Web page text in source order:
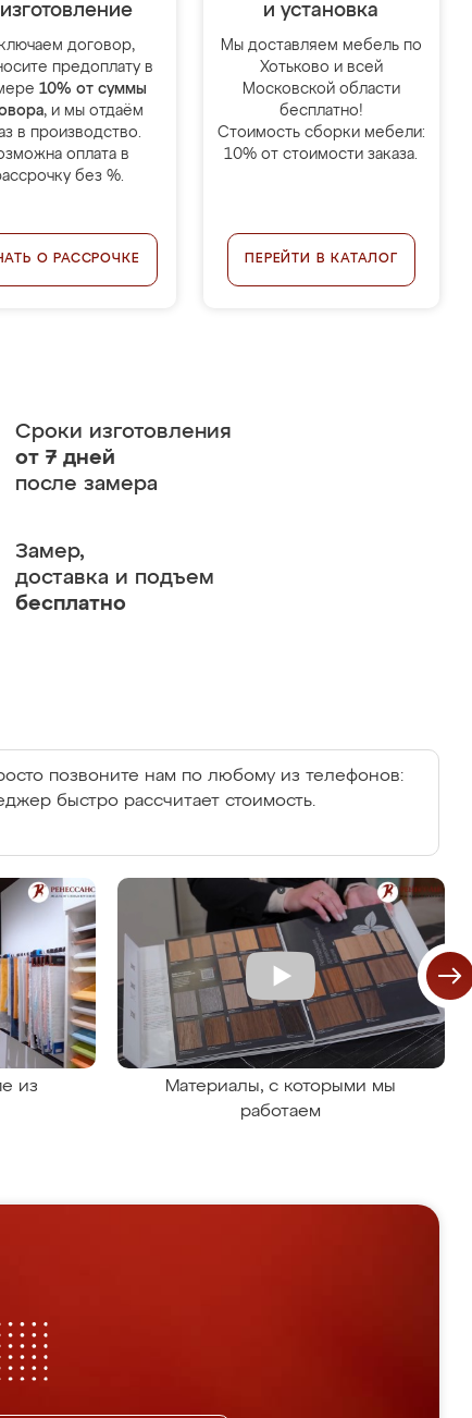
договор,
предоплату в
10% от суммы
, и мы отдаём
в производство.
оплата в
без %.
О РАССРОЧКЕ
и установка
Мы доставляем мебель по
Хотьково и всей
Московской области
бесплатно!
Стоимость сборки мебели:
10% от стоимости заказа.
ПЕРЕЙТИ В КАТАЛОГ
Сроки изготовления
от 7 дней
после замера
Замер,
доставка и подъем
бесплатно
позвоните нам по любому из телефонов:
быстро рассчитает стоимость.
из
Материалы, с которыми мы
работаем